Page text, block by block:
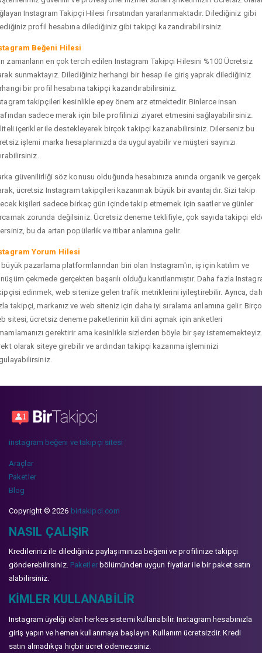
Instagram Takipçi Hilesi fırsatından yararlanmaktadır. Dilediğiniz gibi
profil hesabına dilediğiniz gibi takipçi kazandırabilirsiniz.
Beğeni Hilesi
zamanların en çok tercih edilen Instagram Takipçi Hilesini %100 Ücretsiz
sunmaktayız. Dilediğiniz herhangi bir hesap ile giriş yaprak dilediğiniz
bir profil hesabına takipçi kazandırabilirsiniz.
takipçileri kesinlikle epey önem arz etmektedir. Binlerce insan
sadece merak için bile profilinizi ziyaret etmesini sağlayabilirsiniz.
içerikler ile destekleyerek birçok takipçi kazanabilirsiniz. Dilerseniz bu
işlemi marka hesaplarınızda da uygulayabilir ve müşteri sayınızı
güvenilirliği söz konusu olduğunda hesabınıza anında organik ve gerçek
ücretsiz Instagram takipçileri kazanmak büyük bir avantajdır. Sizi takip
kişileri sadece birkaç gün içinde takip etmemek için saatler ve günler
zorunda değilsiniz. Ücretsiz deneme teklifiyle, çok sayıda takipçi
bu da artan popülerlik ve itibar anlamına gelir.
Yorum Hilesi
büyük pazarlama platformlarından biri olan Instagram'ın, iş için katılım ve
çekmede gerçekten başarılı olduğu kanıtlanmıştır. Daha fazla
edinmek, web sitenize gelen trafik metriklerini iyileştirebilir. Ayrıca,
takipçi, markanız ve web siteniz için daha iyi sıralama anlamına gelir.
sitesi, ücretsiz deneme paketlerinin kilidini açmak için anketleri
gerektirir ama kesinlikle sizlerden böyle bir şey istememekteyiz.
olarak siteye girebilir ve ardından takipçi kazanma işleminizi
instagram beğeni ve takipçi sitesi
Araçlar
Paketler
Blog
Copyright © 2026 birtakipci.com
NASIL ÇALIŞIR
Kredileriniz ile dilediğiniz paylaşımınıza beğeni ve profilinize takipçi
gönderebilirsiniz. Paketlerbölümünden uygun fiyatlar ile bir paket satın
alabilirsiniz.
KIMLER KULLANABILIR
Instagram üyeliği olan herkes sistemi kullanabilir. Instagram hesabınızla
giriş yapın ve hemen kullanmaya başlayın. Kullanım ücretsizdir. Kredi
satın almadıkça hiçbir ücret ödemezsiniz.